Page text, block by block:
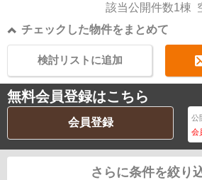
該当公開件数1棟
チェックした物件をまとめて
検討リストに追加
無料会員登録はこちら
会員登録 公
会
さらに条件を絞り